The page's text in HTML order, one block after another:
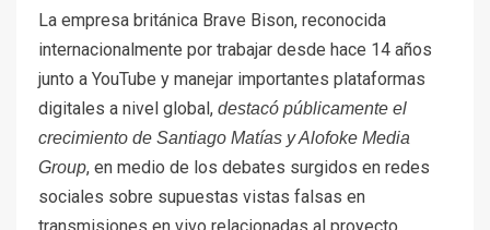
La empresa británica Brave Bison, reconocida
internacionalmente por trabajar desde hace 14 años
junto a YouTube y manejar importantes plataformas
digitales a nivel global, destacó públicamente el
crecimiento de Santiago Matías y Alofoke Media
Group, en medio de los debates surgidos en redes
sociales sobre supuestas vistas falsas en